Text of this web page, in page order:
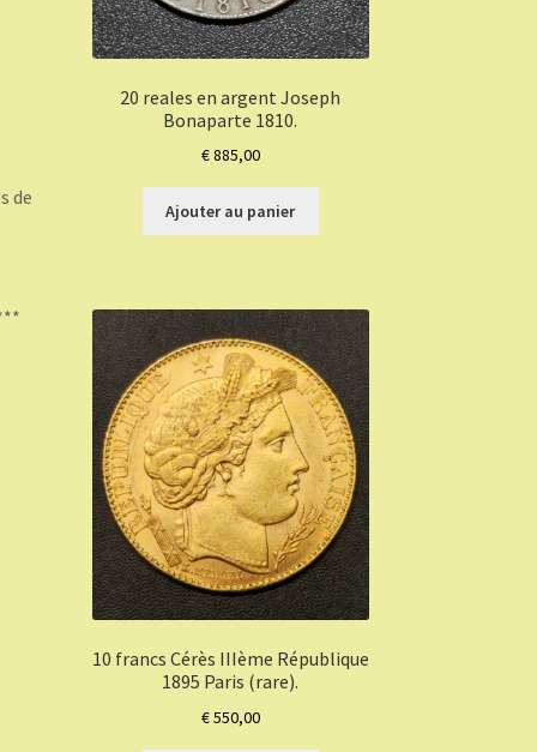
de
20 reales en argent Joseph
Bonaparte 1810.
€885,00
Ajouter au panier
10 francs Cérès IIIème République
1895 Paris (rare).
€550,00